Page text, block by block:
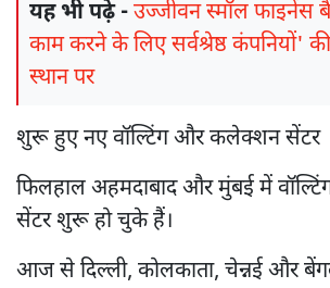
यह भी पढ़े -उज्जीवन स्मॉल फाइनेंस
काम करने के लिए सर्वश्रेष्ठ कंपनियों'
स्थान पर
शुरू हुए नए वॉल्टिंग और कलेक्शन सेंटर
फिलहाल अहमदाबाद और मुंबई में
सेंटर शुरू हो चुके हैं।
आज से दिल्ली, कोलकाता, चेन्नई और